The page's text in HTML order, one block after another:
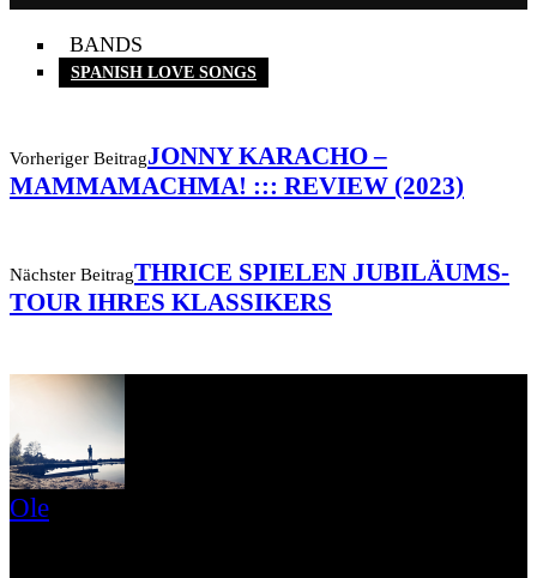
BANDS
SPANISH LOVE SONGS
Vorheriger BeitragJONNY KARACHO –
MAMMAMACHMA! ::: REVIEW (2023)
Nächster BeitragTHRICE SPIELEN JUBILÄUMS-
TOUR IHRES KLASSIKERS
Ole